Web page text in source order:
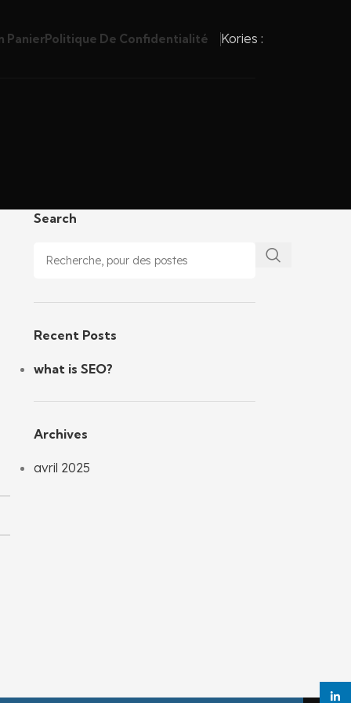
PanierPolitique De Confidentialité Kories :
Search
Recent Posts
what is SEO?
Archives
avril 2025